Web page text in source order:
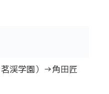
渓学園）→角田匠